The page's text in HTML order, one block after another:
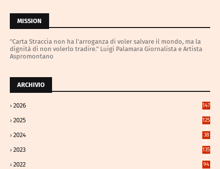
MISSION
"Carta Straccia non ha l'arroganza di voler salvare il mondo, ma la
dignità di non volerlo tradire." Luigi Palamara Giornalista e Artista
Aspromontano
ARCHIVIO
2026
147
0
2025
125
3
2024
38
4
2023
135
1
2022 94